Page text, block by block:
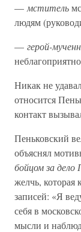
— мститель
людям
— герой-
Никак не
относится
контакт
Пеньковский
объяснял
бойцом за дело
желчь, которая
записей: «Я
себя в
мысли и